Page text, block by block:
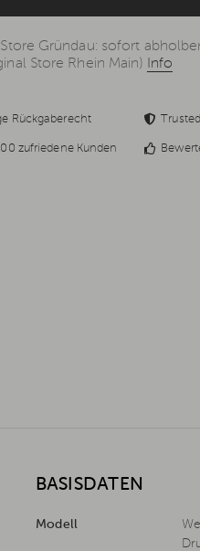
Gründau: sofort
Store Rhein Main)
Info
Rückgaberecht
zufriedene Kunden
BASISDATEN
Modell